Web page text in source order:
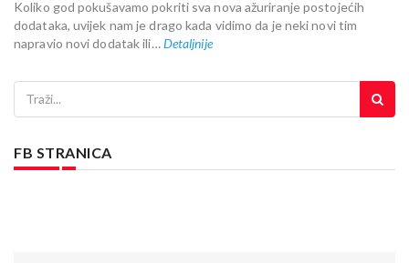
Koliko god pokušavamo pokriti sva nova ažuriranje postojećih
dodataka, uvijek nam je drago kada vidimo da je neki novi tim
napravio novi dodatak ili…Detaljnije
FB STRANICA